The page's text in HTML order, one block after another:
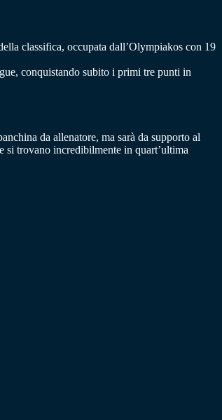
classifica, occupata dall’Olympiakos con 19
conquistando subito i primi tre punti in
da allenatore, ma sarà da supporto al
si trovano incredibilmente in quart’ultima